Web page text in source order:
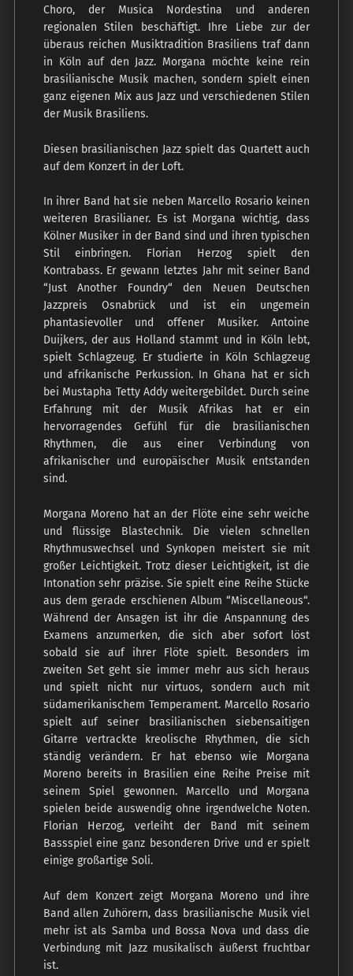
Choro, der Musica Nordestina und anderen
regionalen Stilen beschäftigt. Ihre Liebe zur der
überaus reichen Musiktradition Brasiliens traf dann
in Köln auf den Jazz. Morgana möchte keine rein
brasilianische Musik machen, sondern spielt einen
ganz eigenen Mix aus Jazz und verschiedenen Stilen
der Musik Brasiliens.
Diesen brasilianischen Jazz spielt das Quartett auch
auf dem Konzert in der Loft.
In ihrer Band hat sie neben Marcello Rosario keinen
weiteren Brasilianer. Es ist Morgana wichtig, dass
Kölner Musiker in der Band sind und ihren typischen
Stil einbringen. Florian Herzog spielt den
Kontrabass. Er gewann letztes Jahr mit seiner Band
“Just Another Foundry“ den Neuen Deutschen
Jazzpreis Osnabrück und ist ein ungemein
phantasievoller und offener Musiker. Antoine
Duijkers, der aus Holland stammt und in Köln lebt,
spielt Schlagzeug. Er studierte in Köln Schlagzeug
und afrikanische Perkussion. In Ghana hat er sich
bei Mustapha Tetty Addy weitergebildet. Durch seine
Erfahrung mit der Musik Afrikas hat er ein
hervorragendes Gefühl für die brasilianischen
Rhythmen, die aus einer Verbindung von
afrikanischer und europäischer Musik entstanden
sind.
Morgana Moreno hat an der Flöte eine sehr weiche
und flüssige Blastechnik. Die vielen schnellen
Rhythmuswechsel und Synkopen meistert sie mit
großer Leichtigkeit. Trotz dieser Leichtigkeit, ist die
Intonation sehr präzise. Sie spielt eine Reihe Stücke
aus dem gerade erschienen Album “Miscellaneous“.
Während der Ansagen ist ihr die Anspannung des
Examens anzumerken, die sich aber sofort löst
sobald sie auf ihrer Flöte spielt. Besonders im
zweiten Set geht sie immer mehr aus sich heraus
und spielt nicht nur virtuos, sondern auch mit
südamerikanischem Temperament. Marcello Rosario
spielt auf seiner brasilianischen siebensaitigen
Gitarre vertrackte kreolische Rhythmen, die sich
ständig verändern. Er hat ebenso wie Morgana
Moreno bereits in Brasilien eine Reihe Preise mit
seinem Spiel gewonnen. Marcello und Morgana
spielen beide auswendig ohne irgendwelche Noten.
Florian Herzog, verleiht der Band mit seinem
Bassspiel eine ganz besonderen Drive und er spielt
einige großartige Soli.
Auf dem Konzert zeigt Morgana Moreno und ihre
Band allen Zuhörern, dass brasilianische Musik viel
mehr ist als Samba und Bossa Nova und dass die
Verbindung mit Jazz musikalisch äußerst fruchtbar
ist.